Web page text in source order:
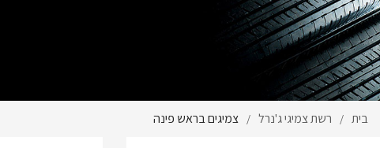
בית / רשת צמיגי ג'נרל / צמיגים בראש פינה